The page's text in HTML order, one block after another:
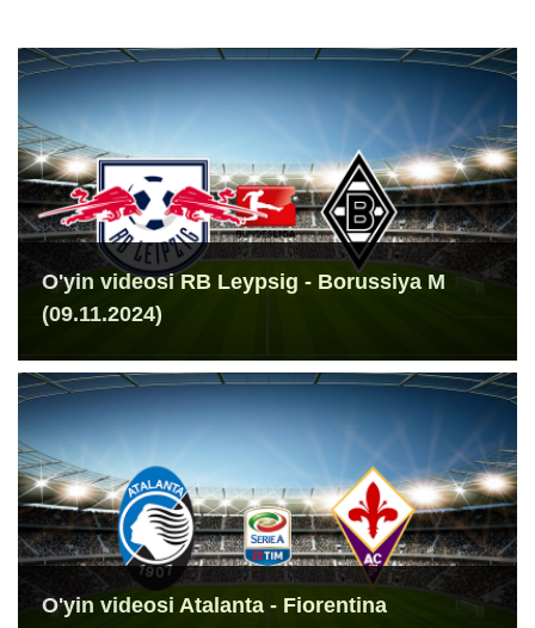
O'yin videosi RB Leypsig - Borussiya M
(09.11.2024)
O'yin videosi Atalanta - Fiorentina